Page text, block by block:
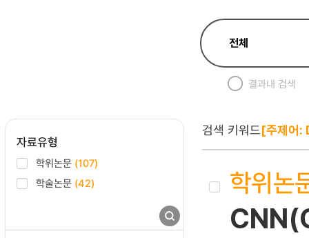
결과내 검색
자료유형
학위논문 (107)
학술논문 (42)
검색 키워드[주제어
학위논